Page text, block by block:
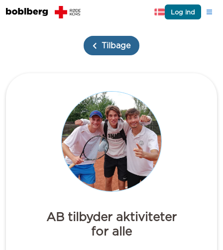
Log ind
Tilbage
AB tilbyder aktiviteter
for alle